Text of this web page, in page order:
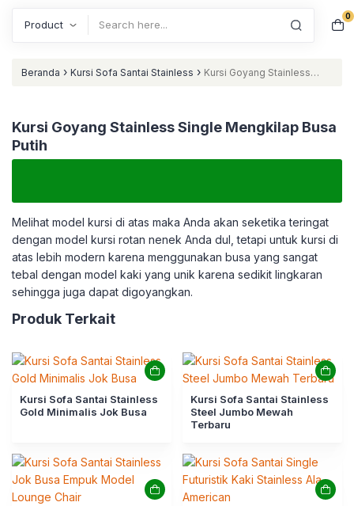
0
Beranda › Kursi Sofa Santai Stainless › Kursi Goyang Stainless
Kursi Goyang Stainless Single Mengkilap Busa
Putih
Melihat model kursi di atas maka Anda akan seketika teringat
dengan model kursi rotan nenek Anda dul, tetapi untuk kursi di
atas lebih modern karena menggunakan busa yang sangat
tebal dengan model kaki yang unik karena sedikit lingkaran
sehingga juga dapat digoyangkan.
Produk Terkait
Kursi Sofa Santai Stainless
Gold Minimalis Jok Busa
Kursi Sofa Santai Stainless
Steel Jumbo Mewah
Terbaru